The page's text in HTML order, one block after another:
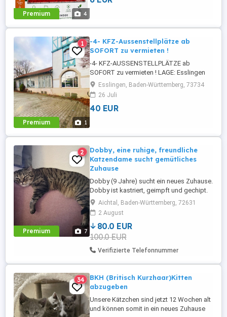
Premium 4
Premium 1
1
-4- KFZ-Aussenstellplätze ab
SOFORT zu vermieten !
-4- KFZ-AUSSENSTELLPLÄTZE ab
SOFORT zu vermieten ! LAGE: Esslingen
am Neckar-Oberesslingen: Plochinger Str.
102, direkt neben Firma INDEX und etwa
150m vom Oberesslinger Bahnhof (S-
Bahn Richtung Stuttgart oder Plochingen)
Stellplätze ...
Esslingen, Baden-Württemberg, 73734
26 Juli
40 EUR
Premium 7
2
Dobby, eine ruhige, freundliche
Katzendame sucht gemütliches
Zuhause
Dobby (9 Jahre) sucht ein neues Zuhause.
Dobby ist kastriert, geimpft und gechipt.
Sie ist unkompliziert, anspruchslos,
freundlich und angenehm gemütlich - ihr
Lieblingsplatz ist das Sofa. Fremden
gegenüber ist sie anfangs etwas
zurückhaltend, taut jedoch schnell auf und
sucht dann gern die Nähe ihrer ...
Aichtal, Baden-Württemberg, 72631
2 August
80.0 EUR
100.0 EUR
Verifizierte Telefonnummer
34
BKH (Britisch Kurzhaar)Kitten
abzugeben
Unsere Kätzchen sind jetzt 12 Wochen alt
und können somit in ein neues Zuhause